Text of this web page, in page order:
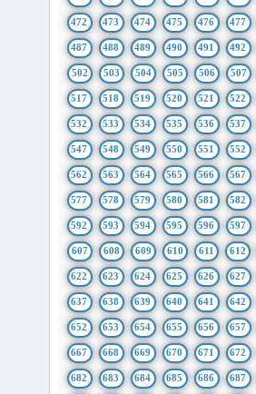
472 473 474 475 476 477
487 488 489 490 491 492
502 503 504 505 506 507
517 518 519 520 521 522
532 533 534 535 536 537
547 548 549 550 551 552
562 563 564 565 566 567
577 578 579 580 581 582
592 593 594 595 596 597
607 608 609 610 611 612
622 623 624 625 626 627
637 638 639 640 641 642
652 653 654 655 656 657
667 668 669 670 671 672
682 683 684 685 686 687